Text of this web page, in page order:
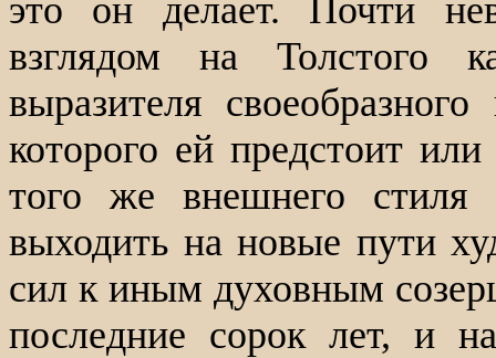
это он делает. Почти
взглядом на Толстого
выразителя
которого ей предстоит
того же внешнего стиля
выходить на новые пути
сил к иным духовным
последние сорок лет, и